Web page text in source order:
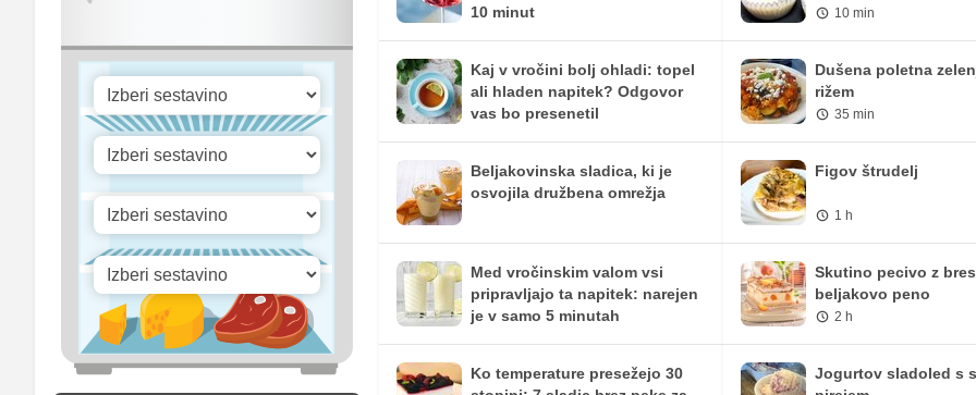
7.63 mg
Vitamin D
10 minut
Kaj v vročini bolj ohladi: topel
ali hladen napitek? Odgovor
vas bo presenetil
Beljakovinska sladica, ki je
osvojila družbena omrežja
Med vročinskim valom vsi
pripravljajo ta napitek: narejen
je v samo 5 minutah
Ko temperature presežejo 30
10 min
Dušena poletna
rižem
35 min
Figov štrudelj
1 h
Skutino pecivo z
beljakovo peno
2 h
Jogurtov sladoled s